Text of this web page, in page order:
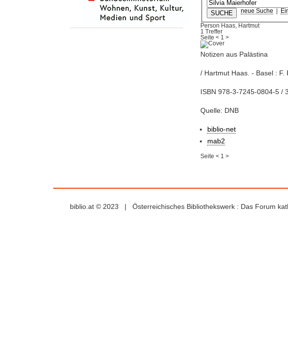
neue Suche
Person Haas, Hartmut
1 Treffer
Seite< 1 >
Notizen aus Palästina
/ Hartmut Haas. - Basel :
ISBN 978-3-7245-0804-5 /
Quelle: DNB
biblio-net
mab2
Seite< 1 >
biblio.at © 2023 | Österreichisches Bibliothekswerk : Das Forum